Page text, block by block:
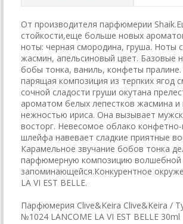
От производителя парфюмерии
стойкости,еще больше новых
ноты: черная смородина, груша. Ноты
жасмин, апельсиновый цвет. Базовые
бобы тонка, ваниль, конфеты пралине.
парящая композиция из терпких ягод
сочной сладости груши окутана
ароматом белых лепестков жасмина и
нежностью ириса. Она вызывает
восторг. Невесомое облако конфетно-
шлейфа навевает сладкие приятные
Карамельное звучание бобов тонка
парфюмерную композицию волшебной
запоминающейся.Конкурентное
LA VI EST BELLE.
Парфюмерия Clive&Keira Clive&Keira /
№1024 LANCOME LA VI EST BELLE 30ml